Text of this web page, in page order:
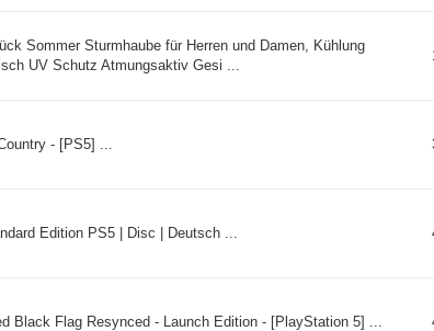
Sommer Sturmhaube für Herren und Damen, Kühlung
UV Schutz Atmungsaktiv Gesi ...
- [PS5] ...
Edition PS5 | Disc | Deutsch ...
Black Flag Resynced - Launch Edition - [PlayStation 5] ...